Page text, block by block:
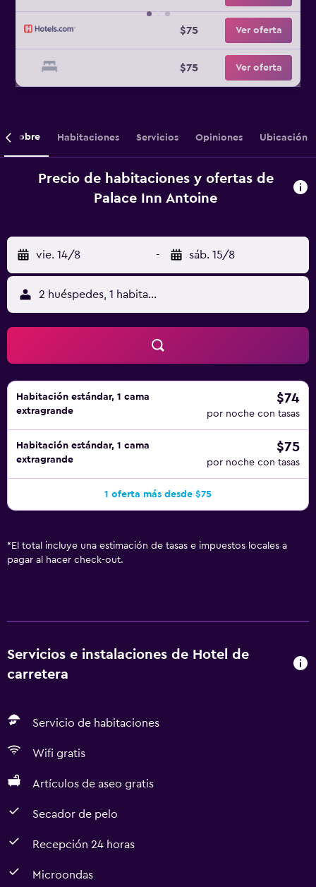
$75 Ver oferta
$75 Ver oferta
Sobre Habitaciones Servicios Opiniones Ubicación
Precio de habitaciones y ofertas de
Palace Inn Antoine
vie. 14/8 - sáb. 15/8
2 huéspedes, 1 habitación
Habitación estándar, 1 cama
extragrande
$74
por noche con tasas
Habitación estándar, 1 cama
extragrande
$75
por noche con tasas
1 oferta más desde $75
* El total incluye una estimación de tasas e impuestos locales a
pagar al hacer check-out.
Servicios e instalaciones de Hotel de
carretera
Servicio de habitaciones
Wifi gratis
Artículos de aseo gratis
Secador de pelo
Recepción 24 horas
Microondas